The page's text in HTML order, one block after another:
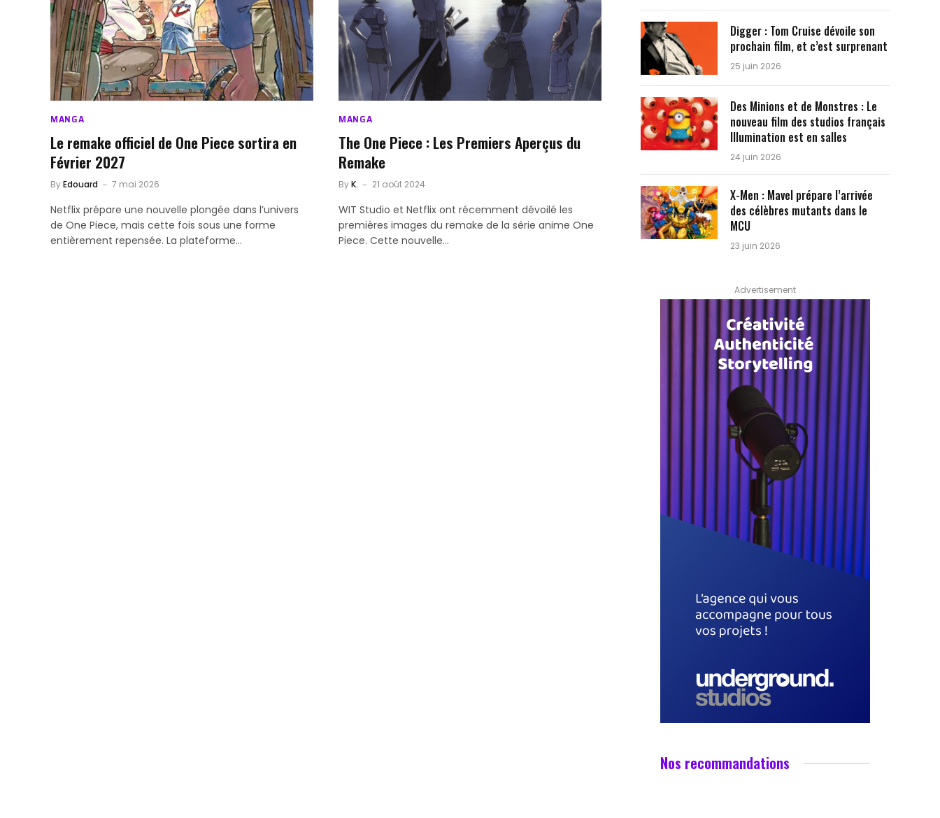
MANGA
Le remake officiel de One Piece sortira en
Février 2027
ByEdouard 7 mai 2026
Netflix prépare une nouvelle plongée dans l’univers
de One Piece, mais cette fois sous une forme
entièrement repensée. La plateforme…
MANGA
The One Piece : Les Premiers Aperçus du
Remake
ByK. 21 août 2024
WIT Studio et Netflix ont récemment dévoilé les
premières images du remake de la série anime One
Piece. Cette nouvelle…
Digger : Tom Cruise dévoile son
prochain film, et c’est surprenant
25 juin 2026
Des Minions et de Monstres : Le
nouveau film des studios français
Illumination est en salles
24 juin 2026
X-Men : Mavel prépare l’arrivée
des célèbres mutants dans le
MCU
23 juin 2026
Advertisement
Nos recommandations